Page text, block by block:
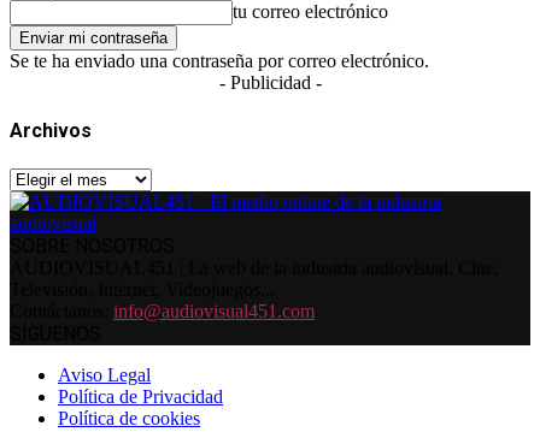
tu correo electrónico
Se te ha enviado una contraseña por correo electrónico.
- Publicidad -
Archivos
Archivos
info@audiovisual451.com
Aviso Legal
Política de Privacidad
Política de cookies